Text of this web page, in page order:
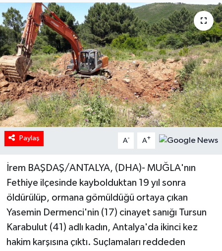
Paylaş A- A+
İrem BAŞDAŞ/ANTALYA, (DHA)- MUĞLA'nın
Fethiye ilçesinde kaybolduktan 19 yıl sonra
öldürülüp, ormana gömüldüğü ortaya çıkan
Yasemin Dermenci'nin (17) cinayet sanığı Tursun
Karabulut (41) adlı kadın, Antalya'da ikinci kez
hakim karşısına çıktı. Suçlamaları reddeden